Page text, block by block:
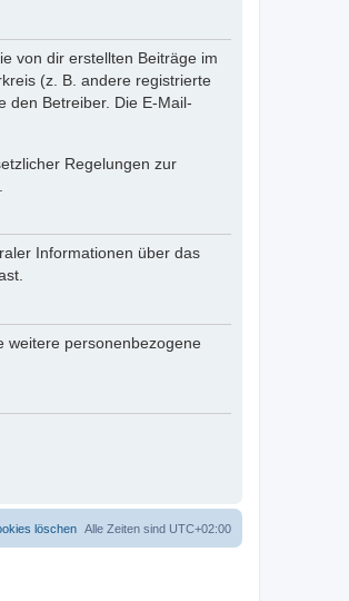
von dir erstellten Beiträge im
(z. B. andere registrierte
den Betreiber. Die E-Mail-
Regelungen zur
Informationen über das
weitere personenbezogene
Alle Zeiten sind UTC+02:00
löschen